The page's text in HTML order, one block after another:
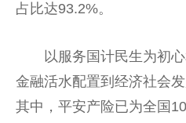
占比达93.2%。
以服务国计民生为初心
金融活水配置到经济社会
其中， 平安产险已为全国